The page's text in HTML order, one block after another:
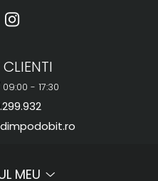
- 17:30
MEU